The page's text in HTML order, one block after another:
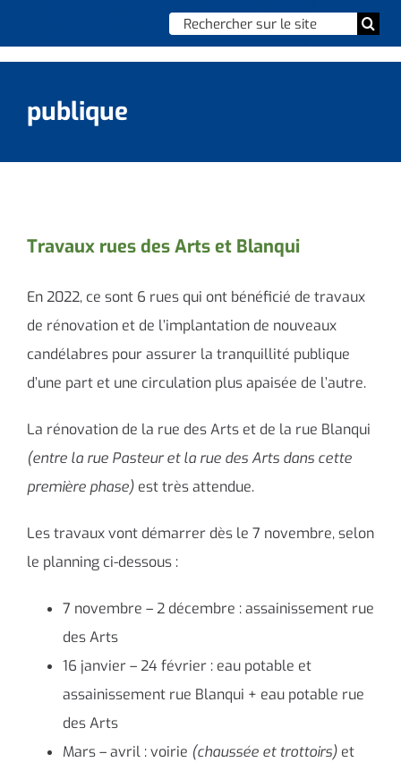
Chercher
:
Vie municipale
Social & solidarité
Contacter le maire
publique
Travaux rues des Arts et Blanqui
En 2022, ce sont 6 rues qui ont bénéficié de travaux
de rénovation et de l’implantation de nouveaux
candélabres pour assurer la tranquillité publique
d’une part et une circulation plus apaisée de l’autre.
La rénovation de la rue des Arts et de la rue Blanqui
(entre la rue Pasteur et la rue des Arts dans cette
première phase) est très attendue.
Les travaux vont démarrer dès le 7 novembre, selon
le planning ci-dessous :
7 novembre – 2 décembre : assainissement rue
des Arts
16 janvier – 24 février : eau potable et
assainissement rue Blanqui + eau potable rue
des Arts
Mars – avril : voirie (chaussée et trottoirs) et